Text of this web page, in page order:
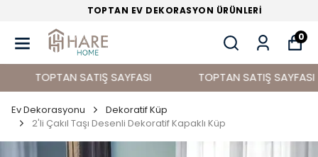
TOPTAN EV DEKORASYON ÜRÜNLERİ
0
TOPTAN SATIŞ SAYFASI TOPTAN SATIŞ SAYFASI
Ev Dekorasyonu
Dekoratif Küp
2'li Çakıl Taşı Desenli Dekoratif Kapaklı Küp